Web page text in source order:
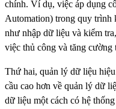
chính. Ví dụ, việc áp dụng
Automation) trong quy trình
như nhập dữ liệu và kiểm
việc thủ công và tăng cường
Thứ hai, quản lý dữ liệu
cầu cao hơn về quản lý dữ
dữ liệu một cách có hệ